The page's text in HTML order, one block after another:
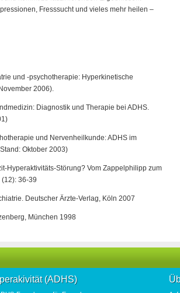
Fresssucht und vieles mehr heilen –
und -psychotherapie: Hyperkinetische
2006).
Diagnostik und Therapie bei ADHS.
und Nervenheilkunde: ADHS im
Oktober 2003)
Hyperaktivitäts-Störung? Vom Zappelphilipp zum
36-39
Deutscher Ärzte-Verlag, Köln 2007
München 1998
(ADHS)